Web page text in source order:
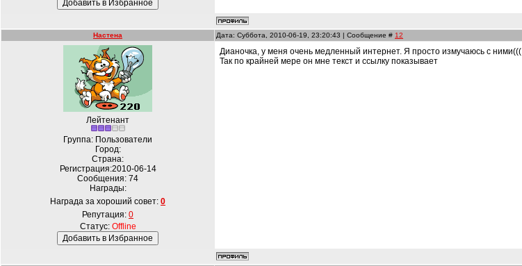
Настена Дата: Суббота, 2010-06-19, 23:20:43 | Сообщение # 12
Лейтенант
Группа: Пользователи
Город:
Страна:
Регистрация:2010-06-14
Сообщения: 74
Награды:
Награда за хороший совет: 0
Репутация: 0
Статус: Offline
Дианочка, у меня очень медленный интернет. Я просто измучаюсь с ними(((
Так по крайней мере он мне текст и ссылку показывает